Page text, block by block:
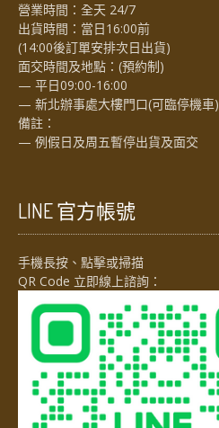
營業時間：全天 24/7
出貨時間：當日16:00前
(14:00後訂單安排次日出貨)
面交時間及地點：(預約制)
— 平日09:00-16:00
— 新北辦事處大樓門口(可臨停機車)
備註：
— 例假日及周五暫停出貨及面交
LINE 官方帳號
手機長按、點擊或掃描
QR Code 立即線上諮詢：